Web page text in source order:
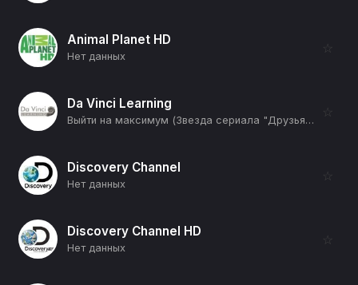
Animal Planet HD
Нет данных
☆
Da Vinci Learning
Выйти на максимум (Звезда сериала "Друзья" (Кортни Кокс) и Танцор (Ченнинг Тейтум)) (12+)
☆
Discovery Channel
Нет данных
☆
Discovery Channel HD
Нет данных
☆